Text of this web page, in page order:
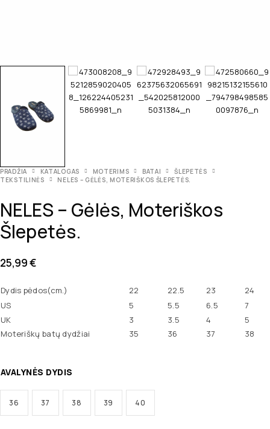
PRADŽIA KATALOGAS MOTERIMS BATAI
ŠLEPETĖS
TEKSTILINĖS
NELES – GĖLĖS, MOTERIŠKOS ŠLEPETĖS.
NELES – Gėlės, Moteriškos
Šlepetės.
25,99€
Dydis pėdos(cm.) 22 22.5 23
24
US
5 5.5 6.5
7
UK
3 3.5 4
5
Moteriškų batų dydžiai
35 36 37 38
AVALYNĖS DYDIS
36 37 38 39 40